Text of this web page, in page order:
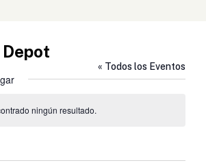
« Todos los Eventos
ningún resultado.